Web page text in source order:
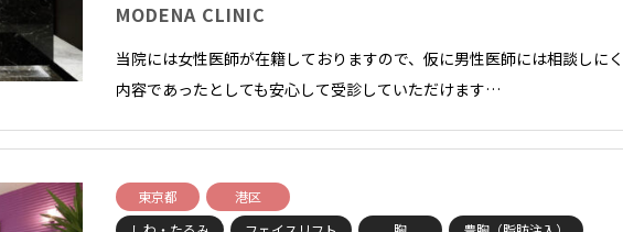
MODENA CLINIC
当院には女性医師が在籍しておりますので、仮に男性医師には相談しに
内容であったとしても安心して受診していただけます…
東京都
港区